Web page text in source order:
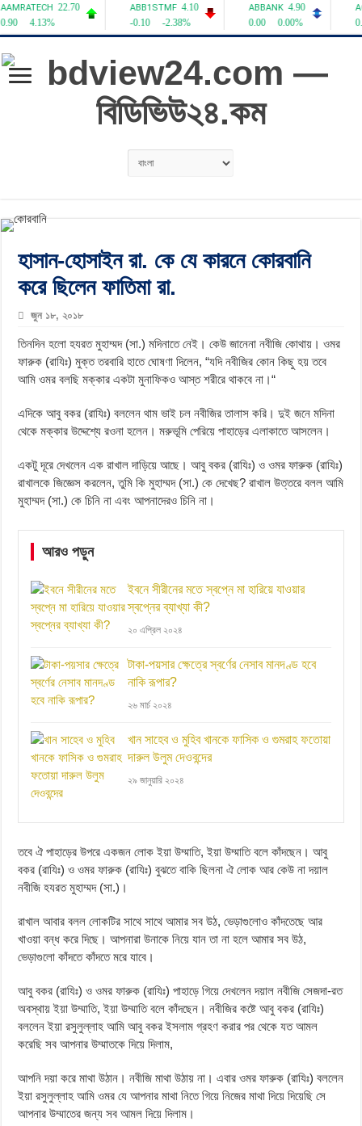
হাসান-হোসাইন রা. কে যে কারনে কোরবানি
করে ছিলেন ফাতিমা রা.
জুন ১৮, ২০১৮
তিনদিন হলো হযরত মুহাম্মদ (সা.) মদিনাতে নেই। কেউ জানেনা নবীজি কোথায়। ওমর
ফারুক (রাযিঃ) মুক্ত তরবারি হাতে ঘোষণা দিলেন, “যদি নবীজির কোন কিছু হয় তবে
আমি ওমর বলছি মক্কার একটা মুনাফিকও আস্ত শরীরে থাকবে না।“
এদিকে আবু বকর (রাযিঃ) বললেন থাম ভাই চল নবীজির তালাস করি। দুই জনে মদিনা
থেকে মক্কার উদ্দেশ্যে রওনা হলেন। মরুভূমি পেরিয়ে পাহাড়ের এলাকাতে আসলেন।
একটু দূরে দেখলেন এক রাখাল দাড়িয়ে আছে। আবু বকর (রাযিঃ) ও ওমর ফারুক (রাযিঃ)
রাখালকে জিজ্ঞেস করলেন, তুমি কি মুহাম্মদ (সা.) কে দেখেছ? রাখাল উত্তরে বলল আমি
মুহাম্মদ (সা.) কে চিনি না এবং আপনাদেরও চিনি না।
আরও পড়ুন
ইবনে সীরীনের মতে স্বপ্নে মা হারিয়ে যাওয়ার
স্বপ্নের ব্যাখ্যা কী?
২০ এপ্রিল ২০২৪
টাকা-পয়সার ক্ষেত্রে স্বর্ণের নেসাব মানদণ্ড হবে
নাকি রূপার?
২৬ মার্চ ২০২৪
খান সাহেব ও মুহিব খানকে ফাসিক ও গুমরাহ ফতোয়া
দারুল উলুম দেওবন্দের
২৯ জানুয়ারি ২০২৪
তবে ঐ পাহাড়ের উপরে একজন লোক ইয়া উম্মাতি, ইয়া উম্মাতি বলে কাঁদছেন। আবু
বকর (রাযিঃ) ও ওমর ফারুক (রাযিঃ) বুঝতে বাকি ছিলনা ঐ লোক আর কেউ না দয়াল
নবীজি হযরত মুহাম্মদ (সা.)।
রাখাল আবার বলল লোকটির সাথে সাথে আমার সব উঠ, ভেড়াগুলোও কাঁদতেছে আর
খাওয়া বন্ধ করে দিছে। আপনারা উনাকে নিয়ে যান তা না হলে আমার সব উঠ,
ভেড়াগুলো কাঁদতে কাঁদতে মরে যাবে।
আবু বকর (রাযিঃ) ও ওমর ফারুক (রাযিঃ) পাহাড়ে গিয়ে দেখলেন দয়াল নবীজি সেজদা-রত
অবস্থায় ইয়া উম্মাতি, ইয়া উম্মাতি বলে কাঁদছেন। নবীজির কষ্টে আবু বকর (রাযিঃ)
বললেন ইয়া রসুলুল্লাহ আমি আবু বকর ইসলাম গ্রহণ করার পর থেকে যত আমল
করেছি সব আপনার উম্মাতকে দিয়ে দিলাম,
আপনি দয়া করে মাথা উঠান। নবীজি মাথা উঠায় না। এবার ওমর ফারুক (রাযিঃ) বললেন
ইয়া রসুলুল্লাহ আমি ওমর যে আপনার মাথা নিতে গিয়ে নিজের মাথা দিয়ে দিয়েছি সে
আপনার উম্মাতের জন্য সব আমল দিয়ে দিলাম।